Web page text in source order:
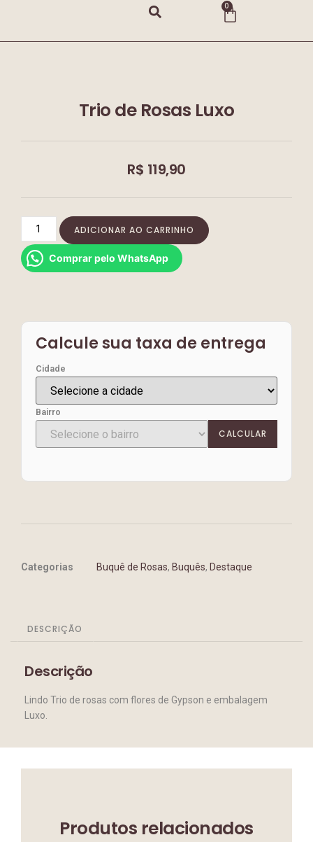
0
Trio de Rosas Luxo
R$ 119,90
ADICIONAR AO CARRINHO
Comprar pelo WhatsApp
Categorias Buquê de Rosas, Buquês, Destaque
Calcule sua taxa de entrega
Cidade
Bairro
CALCULAR
DESCRIÇÃO
Descrição
Lindo Trio de rosas com flores de Gypson e embalagem
Luxo.
Produtos relacionados